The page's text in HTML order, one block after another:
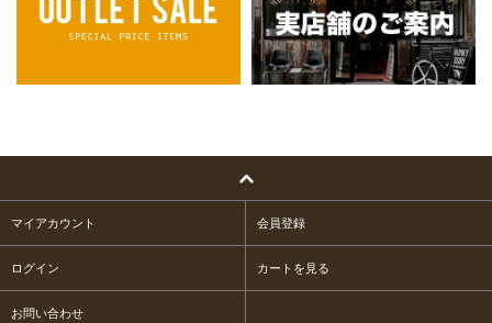
マイアカウント 会員登録
ログイン カートを見る
お問い合わせ